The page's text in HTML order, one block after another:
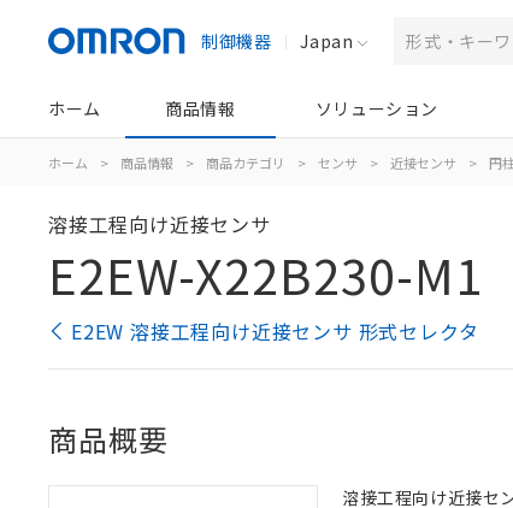
制御機器 Japan
ホーム 商品情報 ソリューション
ホーム > 商品情報 > 商品カテゴリ > センサ > 近接センサ > 円
溶接工程向け近接センサ
E2EW-X22B230-M1
E2EW 溶接工程向け近接センサ 形式セレクタ
商品概要
溶接工程向け近接セ